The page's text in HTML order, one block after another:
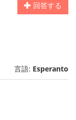
回答する
言語: Esperanto